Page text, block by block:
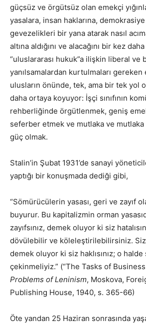
güçsüz ve örgütsüz olan emekçi
yasalara, insan haklarına,
gevezelikleri bir yana atarak nasıl
altına aldığını ve alacağını bir kez
“uluslararası hukuk”a ilişkin liberal
yanılsamalardan kurtulmaları gereken
ulusların önünde, tek, ama bir tek yol
daha ortaya koyuyor: İşçi sınıfının
rehberliğinde örgütlenmek, geniş
seferber etmek ve mutlaka ve
güç olmak.
Stalin’in Şubat 1931’de sanayi
yaptığı bir konuşmada dediği gibi,
“Sömürücülerin yasası, geri ve zayıf
buyurur. Bu kapitalizmin orman
zayıfsınız, demek oluyor ki siz
dövülebilir ve köleleştirilebilirsiniz.
demek oluyor ki siz haklısınız; o halde
çekinmeliyiz.” (“The Tasks of
Problems of Leninism, Moskova,
Publishing House, 1940, s. 365-66)
Öte yandan 25 Haziran sonrasında